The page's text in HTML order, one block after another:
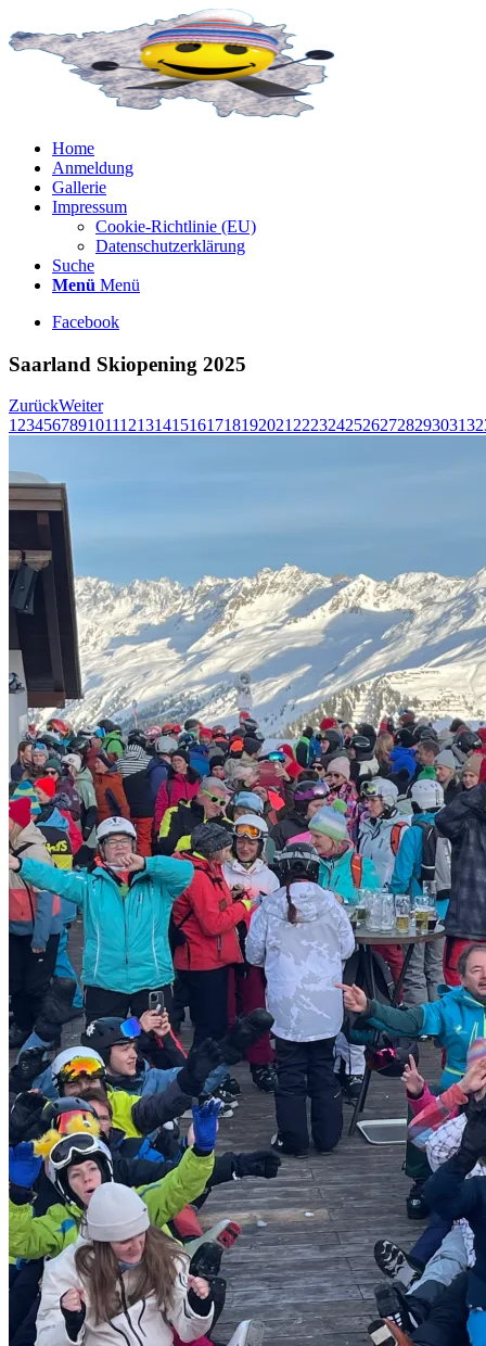
Home
Anmeldung
Gallerie
Impressum
Cookie-Richtlinie (EU)
Datenschutzerklärung
Suche
Menü Menü
Facebook
Saarland Skiopening 2025
ZurückWeiter
1234567891011121314151617181920212223242526272829303132